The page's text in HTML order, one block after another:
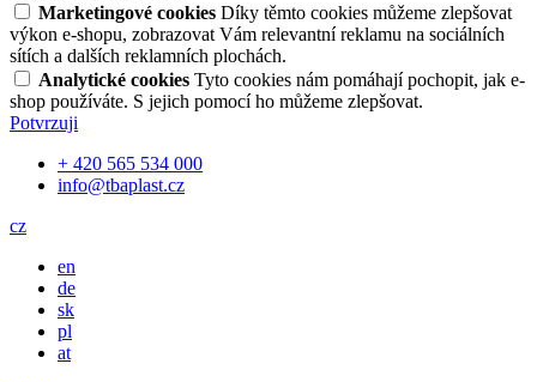
Marketingové cookies Díky těmto cookies můžeme zlepšovat
výkon e-shopu, zobrazovat Vám relevantní reklamu na sociálních
sítích a dalších reklamních plochách.
Analytické cookies Tyto cookies nám pomáhají pochopit, jak e-
shop používáte. S jejich pomocí ho můžeme zlepšovat.
Potvrzuji
+ 420 565 534 000
info@tbaplast.cz
cz
en
de
sk
pl
at